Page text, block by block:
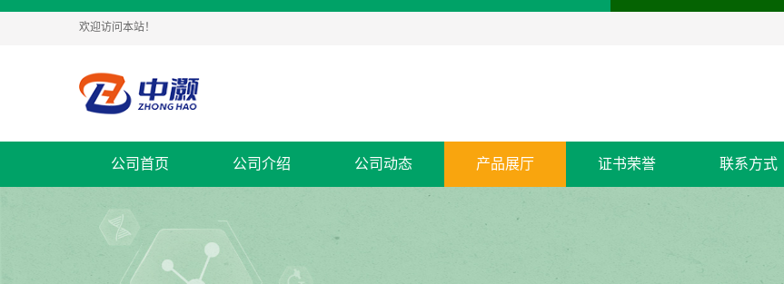
欢迎访问本站！
公司首页 公司介绍 公司动态 产品展厅 证书荣誉 联系方式